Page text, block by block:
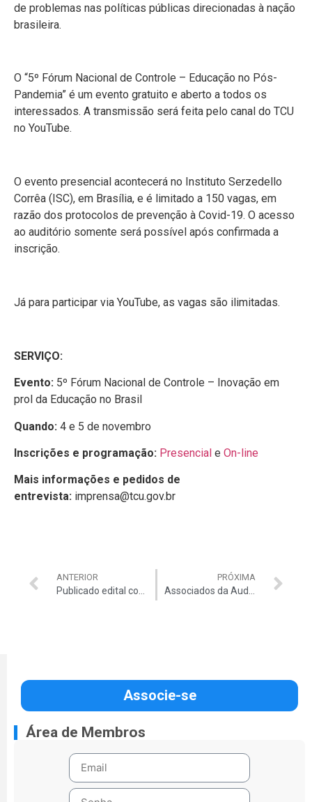
de problemas nas políticas públicas direcionadas à nação
brasileira.
O “5º Fórum Nacional de Controle – Educação no Pós-
Pandemia” é um evento gratuito e aberto a todos os
interessados. A transmissão será feita pelo canal do TCU
no YouTube.
O evento presencial acontecerá no Instituto Serzedello
Corrêa (ISC), em Brasília, e é limitado a 150 vagas, em
razão dos protocolos de prevenção à Covid-19. O acesso
ao auditório somente será possível após confirmada a
inscrição.
Já para participar via YouTube, as vagas são ilimitadas.
SERVIÇO:
Evento: 5º Fórum Nacional de Controle – Inovação em
prol da Educação no Brasil
Quando: 4 e 5 de novembro
Inscrições e programação: Presencial e On-line
Mais informações e pedidos de
entrevista: imprensa@tcu.gov.br
ANTERIOR PRÓXIMA
Associe-se
Área de Membros